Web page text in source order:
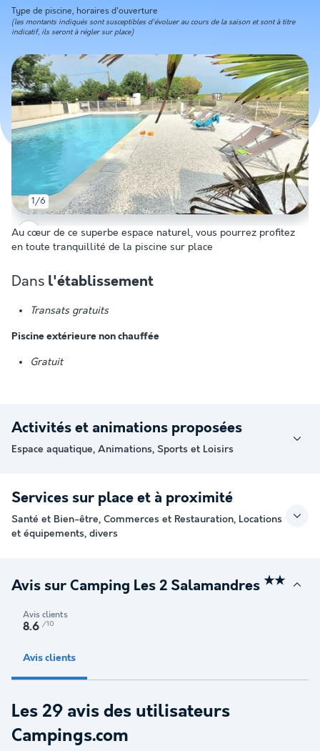
Type de piscine, horaires d'ouverture
(les montants indiqués sont susceptibles d'évoluer au cours de la saison et sont à titre
indicatif, ils seront à régler sur place)
1/6
Au cœur de ce superbe espace naturel, vous pourrez profitez
en toute tranquillité de la piscine sur place
Dans l'établissement
Transats gratuits
Piscine extérieure non chauffée
Gratuit
Activités et animations proposées
Espace aquatique, Animations, Sports et Loisirs
Services sur place et à proximité
Santé et Bien-être, Commerces et Restauration, Locations
et équipements, divers
Avis sur Camping Les 2 Salamandres ★★
Avis clients
8.6 /10
Avis clients
Les 29 avis des utilisateurs
Campings.com